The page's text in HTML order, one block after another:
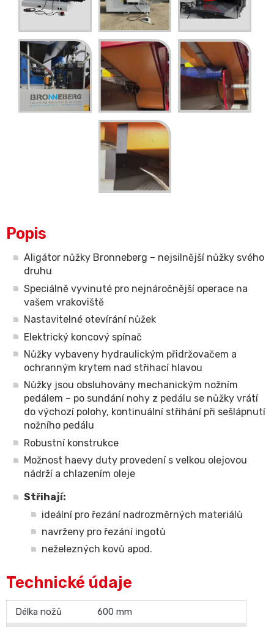
Popis
Aligátor nůžky Bronneberg – nejsilnější nůžky svého
druhu
Speciálně vyvinuté pro nejnáročnější operace na
vašem vrakoviště
Nastavitelné otevírání nůžek
Elektrický koncový spínač
Nůžky vybaveny hydraulickým přidržovačem a
ochranným krytem nad střihací hlavou
Nůžky jsou obsluhovány mechanickým nožním
pedálem – po sundání nohy z pedálu se nůžky vrátí
do výchozí polohy, kontinuální střihání při sešlápnutí
nožního pedálu
Robustní konstrukce
Možnost haevy duty provedení s velkou olejovou
nádrží a chlazením oleje
Střihají:
ideální pro řezání nadrozměrných materiálů
navrženy pro řezání ingotů
neželezných kovů apod.
Technické údaje
Délka nožů
600 mm